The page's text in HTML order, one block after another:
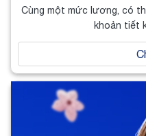
Cùng một mức lương, có
khoản tiết